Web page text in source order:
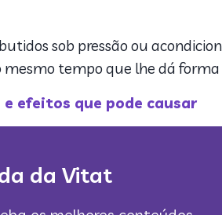
sob pressão ou
tempo que lhe dá
efeitos que pode causar